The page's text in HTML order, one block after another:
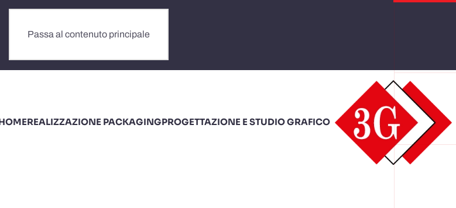
Passa al contenuto principale
REALIZZAZIONE PACKAGINGPROGETTAZIONE E STUDIO GRAFICO